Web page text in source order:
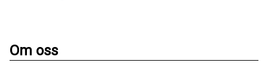
Om oss